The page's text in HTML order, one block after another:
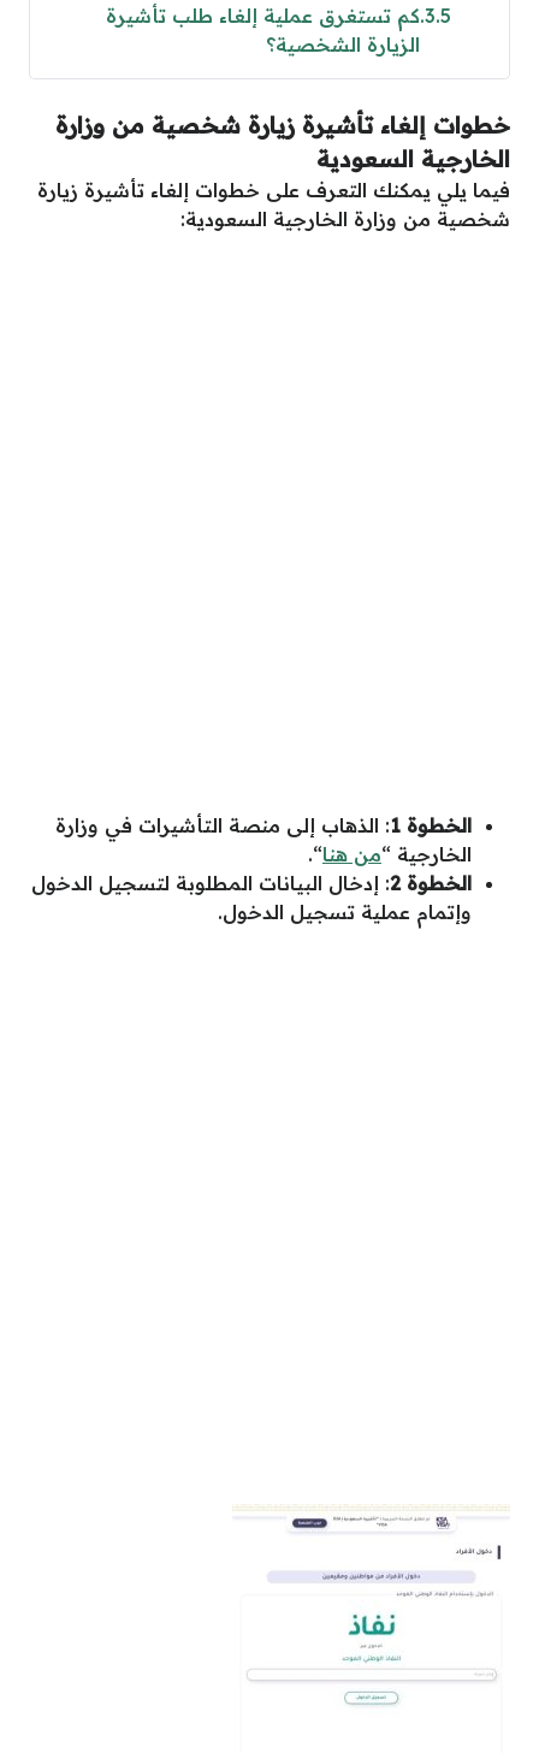
3.5 كم تستغرق عملية إلغاء طلب تأشيرة
الزيارة الشخصية؟
خطوات إلغاء تأشيرة زيارة شخصية من وزارة
الخارجية السعودية
فيما يلي يمكنك التعرف على خطوات إلغاء تأشيرة زيارة
شخصية من وزارة الخارجية السعودية:
الخطوة 1
: الذهاب إلى منصة التأشيرات في وزارة
الخارجية “من هنا“.
الخطوة 2 : إدخال البيانات المطلوبة لتسجيل الدخول
وإتمام عملية تسجيل الدخول.